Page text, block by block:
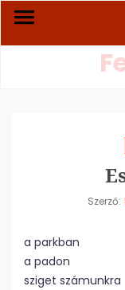
Szerző:
a parkban
a padon
sziget számunkra